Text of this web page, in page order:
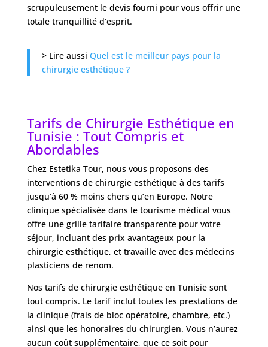
scrupuleusement le devis fourni pour vous offrir une
totale tranquillité d’esprit.
> Lire aussi Quel est le meilleur pays pour la
chirurgie esthétique ?
Tarifs de Chirurgie Esthétique en
Tunisie : Tout Compris et
Abordables
Chez Estetika Tour, nous vous proposons des
interventions de chirurgie esthétique à des tarifs
jusqu’à 60 % moins chers qu’en Europe. Notre
clinique spécialisée dans le tourisme médical vous
offre une grille tarifaire transparente pour votre
séjour, incluant des prix avantageux pour la
chirurgie esthétique, et travaille avec des médecins
plasticiens de renom.
Nos tarifs de chirurgie esthétique en Tunisie sont
tout compris. Le tarif inclut toutes les prestations de
la clinique (frais de bloc opératoire, chambre, etc.)
ainsi que les honoraires du chirurgien. Vous n’aurez
aucun coût supplémentaire, que ce soit pour